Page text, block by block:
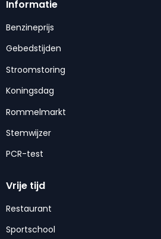
Informatie
Benzineprijs
Gebedstijden
Stroomstoring
Koningsdag
Rommelmarkt
Stemwijzer
PCR-test
Vrije tijd
Restaurant
Sportschool